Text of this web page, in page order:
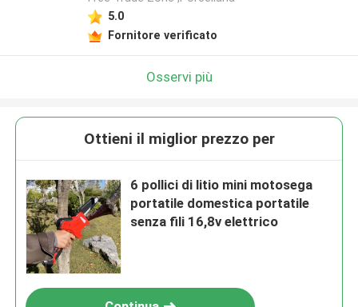
5.0
Fornitore verificato
Osservi più
Ottieni il miglior prezzo per
6 pollici di litio mini motosega
portatile domestica portatile
senza fili 16,8v elettrico